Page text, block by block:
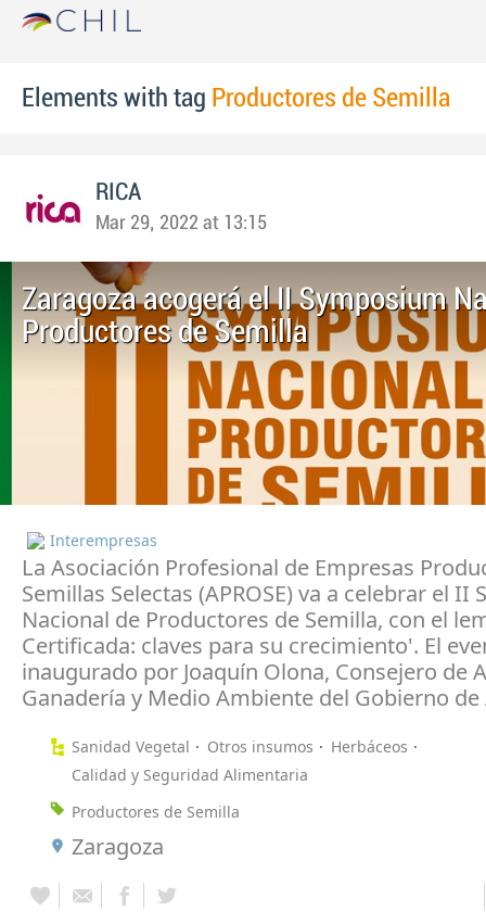
Elements with tag Productores de Semilla
RICA
Mar 29, 2022 at 13:15
Zaragoza acogerá el II Symposium
Productores de Semilla
Interempresas
La Asociación Profesional de Empresas
Semillas Selectas (APROSE) va a celebrar el II
Nacional de Productores de Semilla, con el
Certificada: claves para su crecimiento'. El
inaugurado por Joaquín Olona, Consejero de
Ganadería y Medio Ambiente del Gobierno
Sanidad Vegetal Otros insumos
Herbáceos
Calidad y Seguridad Alimentaria
Productores de Semilla
Zaragoza